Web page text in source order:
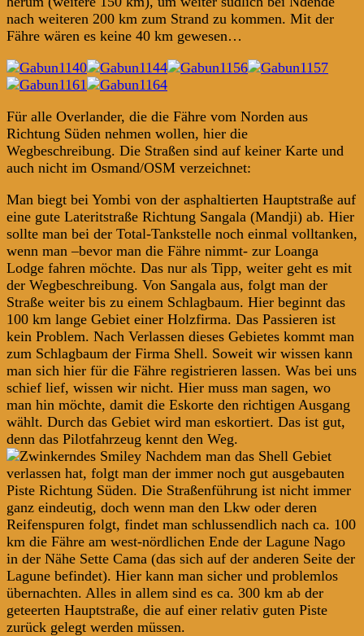
nach weiteren 200 km zum Strand zu kommen. Mit der
Fähre wären es keine 40 km gewesen…
Für alle Overlander, die die Fähre vom Norden aus
Richtung Süden nehmen wollen, hier die
Wegbeschreibung. Die Straßen sind auf keiner Karte und
auch nicht im Osmand/OSM verzeichnet:
Man biegt bei Yombi von der asphaltierten Hauptstraße auf
eine gute Lateritstraße Richtung Sangala (Mandji) ab. Hier
sollte man bei der Total-Tankstelle noch einmal volltanken,
wenn man –bevor man die Fähre nimmt- zur Loanga
Lodge fahren möchte. Das nur als Tipp, weiter geht es mit
der Wegbeschreibung. Von Sangala aus, folgt man der
Straße weiter bis zu einem Schlagbaum. Hier beginnt das
100 km lange Gebiet einer Holzfirma. Das Passieren ist
kein Problem. Nach Verlassen dieses Gebietes kommt man
zum Schlagbaum der Firma Shell. Soweit wir wissen kann
man sich hier für die Fähre registrieren lassen. Was bei uns
schief lief, wissen wir nicht. Hier muss man sagen, wo
man hin möchte, damit die Eskorte den richtigen Ausgang
wählt. Durch das Gebiet wird man eskortiert. Das ist gut,
denn das Pilotfahrzeug kennt den Weg.
Nachdem man das Shell Gebiet
verlassen hat, folgt man der immer noch gut ausgebauten
Piste Richtung Süden. Die Straßenführung ist nicht immer
ganz eindeutig, doch wenn man den Lkw oder deren
Reifenspuren folgt, findet man schlussendlich nach ca. 100
km die Fähre am west-nördlichen Ende der Lagune Nago
in der Nähe Sette Cama (das sich auf der anderen Seite der
Lagune befindet). Hier kann man sicher und problemlos
übernachten. Alles in allem sind es ca. 300 km ab der
geteerten Hauptstraße, die auf einer relativ guten Piste
zurück gelegt werden müssen.